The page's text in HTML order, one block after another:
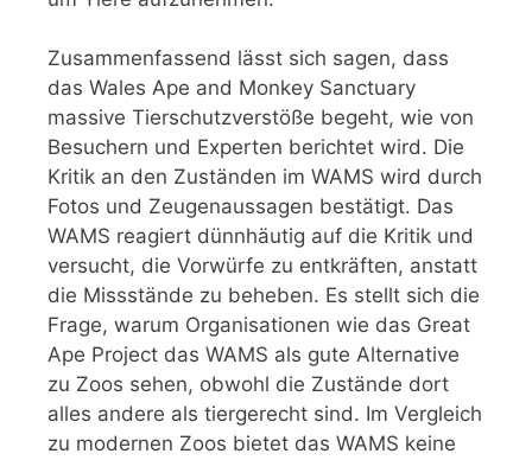
Zusammenfassend lässt sich sagen, dass
das Wales Ape and Monkey Sanctuary
massive Tierschutzverstöße begeht, wie von
Besuchern und Experten berichtet wird. Die
Kritik an den Zuständen im WAMS wird durch
Fotos und Zeugenaussagen bestätigt. Das
WAMS reagiert dünnhäutig auf die Kritik und
versucht, die Vorwürfe zu entkräften, anstatt
die Missstände zu beheben. Es stellt sich die
Frage, warum Organisationen wie das Great
Ape Project das WAMS als gute Alternative
zu Zoos sehen, obwohl die Zustände dort
alles andere als tiergerecht sind. Im Vergleich
zu modernen Zoos bietet das WAMS keine